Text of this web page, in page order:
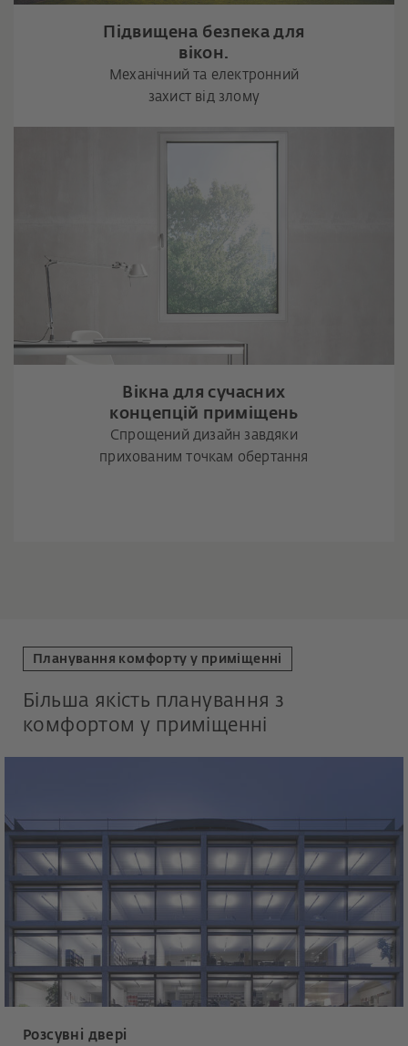
Підвищена безпека для
вікон.
Механічний та електронний
захист від злому
Вікна для сучасних
концепцій приміщень
Спрощений дизайн завдяки
прихованим точкам обертання
Планування комфорту у приміщенні
Більша якість планування з
комфортом у приміщенні
Розсувні двері